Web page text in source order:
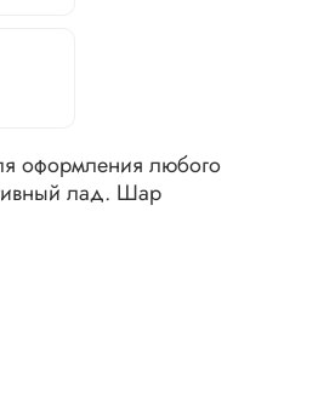
оформления любого
лад. Шар